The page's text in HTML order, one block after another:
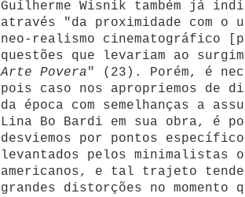
Guilherme Wisnik também já
através "da proximidade com
neo-realismo cinematográfico
questões que levariam ao
Arte Povera" (23). Porém, é
pois caso nos apropriemos de
da época com semelhanças a
Lina Bo Bardi em sua obra, é
desviemos por pontos
levantados pelos minimalistas
americanos, e tal trajeto
grandes distorções no momento